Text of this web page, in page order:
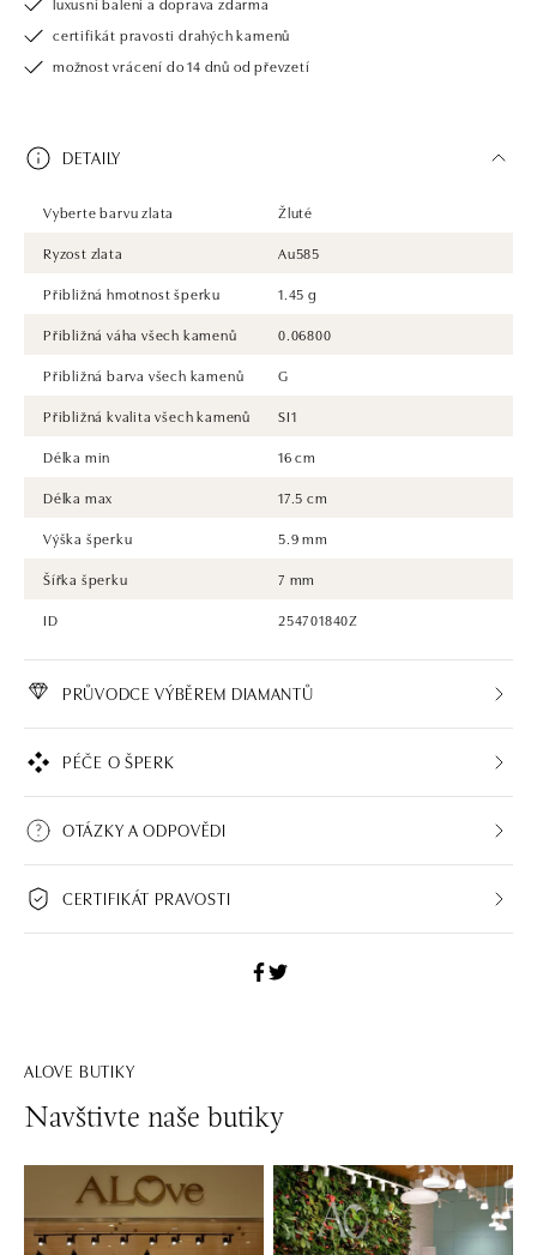
certifikát pravosti drahých kamenů
možnost vrácení do 14 dnů od převzetí
DETAILY
Vyberte barvu zlata
Žluté
Ryzost zlata
Au585
Přibližná hmotnost šperku
1.45 g
Přibližná váha všech kamenů
0.06800
Přibližná barva všech kamenů
G
Přibližná kvalita všech kamenů
SI1
Délka min
16 cm
Délka max
17.5 cm
Výška šperku
5.9 mm
Šířka šperku
7 mm
ID
254701840Z
PRŮVODCE VÝBĚREM DIAMANTŮ
PÉČE O ŠPERK
OTÁZKY A ODPOVĚDI
CERTIFIKÁT PRAVOSTI
ALOVE BUTIKY
Navštivte naše butiky